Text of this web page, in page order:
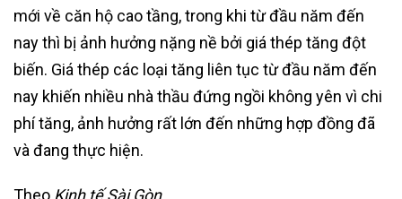
mới về căn hộ cao tầng, trong khi từ đầu năm đến
nay thì bị ảnh hưởng nặng nề bởi giá thép tăng đột
biến. Giá thép các loại tăng liên tục từ đầu năm đến
nay khiến nhiều nhà thầu đứng ngồi không yên vì chi
phí tăng, ảnh hưởng rất lớn đến những hợp đồng đã
và đang thực hiện.